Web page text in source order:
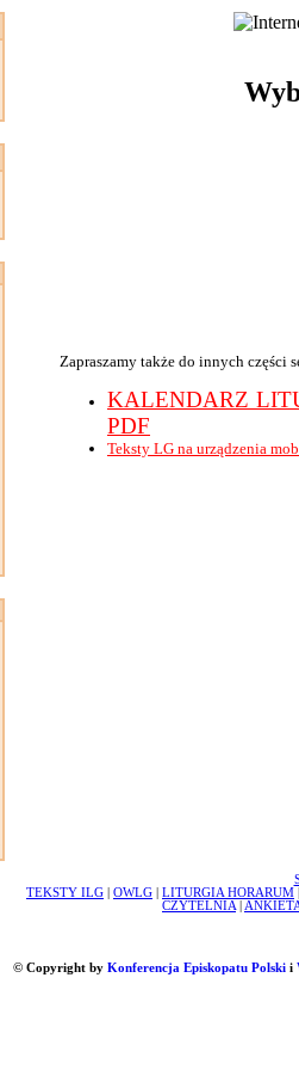
Zapraszamy także do innych części
KALENDARZ
PDF
Teksty LG na urządzenia
TEKSTY ILG
OWLG LITURGIA HORARUM
CZYTELNIA
© Copyright by Konferencja Episkopatu Polskii